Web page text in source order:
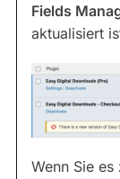
Fields
aktualisiert
Wenn Sie